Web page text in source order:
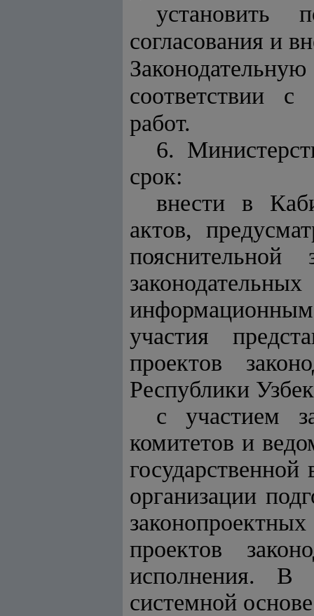
установить
согласования и
соответствии
работ.
6.
срок:
внести в
актов,
участия
проектов
Республики
с участием
комитетов и
организации
проектов
исполнения. В
системной